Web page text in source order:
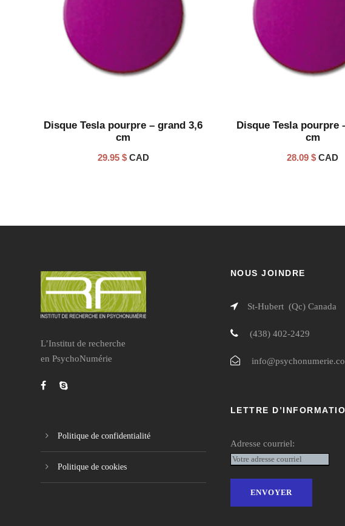
Disque Tesla pourpre – grand 3,6
cm
29.95 $CAD
Disque Tesla pourpre
cm
28.09$ CAD
L’Institut de recherche
en PsychoNumérie
Politique de confidentialité
Politique de cookies
NOUS JOINDRE
St-Hubert (Qc) Canada
(438) 402-2429
LETTRE
Adresse courriel: